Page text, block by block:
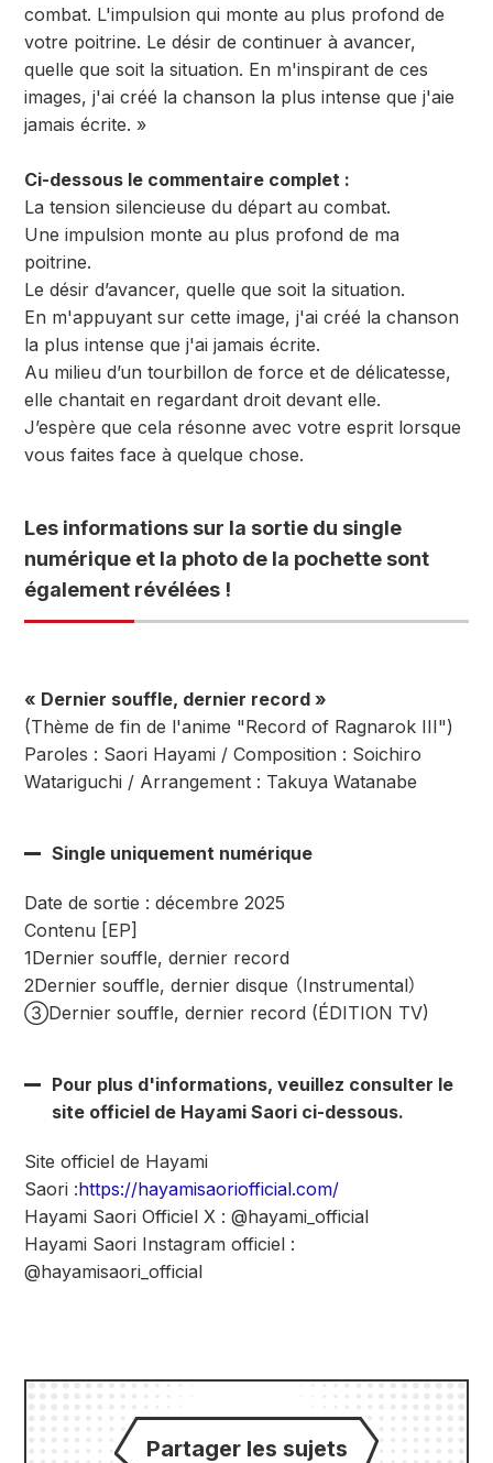
combat. L'impulsion qui monte au plus profond de
votre poitrine. Le désir de continuer à avancer,
quelle que soit la situation. En m'inspirant de ces
images, j'ai créé la chanson la plus intense que j'aie
jamais écrite. »
Ci-dessous le commentaire complet :
La tension silencieuse du départ au combat.
Une impulsion monte au plus profond de ma
poitrine.
Le désir d’avancer, quelle que soit la situation.
En m'appuyant sur cette image, j'ai créé la chanson
la plus intense que j'ai jamais écrite.
Au milieu d’un tourbillon de force et de délicatesse,
elle chantait en regardant droit devant elle.
J’espère que cela résonne avec votre esprit lorsque
vous faites face à quelque chose.
Les informations sur la sortie du single
numérique et la photo de la pochette sont
également révélées !
« Dernier souffle, dernier record »
(Thème de fin de l'anime "Record of Ragnarok III")
Paroles : Saori Hayami / Composition : Soichiro
Watariguchi / Arrangement : Takuya Watanabe
Single uniquement numérique
Date de sortie : décembre 2025
Contenu [EP]
1Dernier souffle, dernier record
2Dernier souffle, dernier disque （Instrumental）
③Dernier souffle, dernier record (ÉDITION TV)
Pour plus d'informations, veuillez consulter le
site officiel de Hayami Saori ci-dessous.
Site officiel de Hayami
Saori :https://hayamisaoriofficial.com/
Hayami Saori Officiel X : @hayami_official
Hayami Saori Instagram officiel :
@hayamisaori_official
Partager les sujets